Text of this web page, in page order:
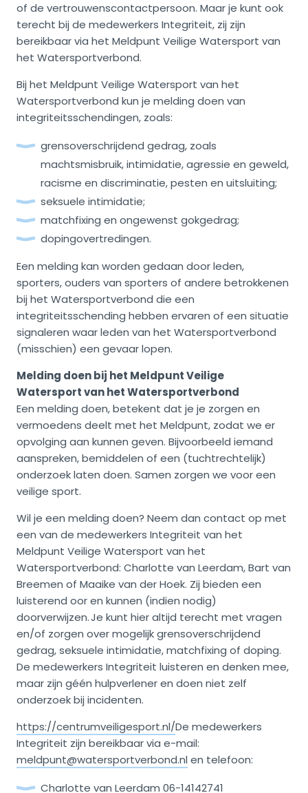
of de vertrouwenscontactpersoon. Maar je kunt ook
terecht bij de medewerkers Integriteit, zij zijn
bereikbaar via het Meldpunt Veilige Watersport van
het Watersportverbond.
Bij het Meldpunt Veilige Watersport van het
Watersportverbond kun je melding doen van
integriteitsschendingen, zoals:
grensoverschrijdend gedrag, zoals
machtsmisbruik, intimidatie, agressie en geweld,
racisme en discriminatie, pesten en uitsluiting;
seksuele intimidatie;
matchfixing en ongewenst gokgedrag;
dopingovertredingen.
Een melding kan worden gedaan door leden,
sporters, ouders van sporters of andere betrokkenen
bij het Watersportverbond die een
integriteitsschending hebben ervaren of een situatie
signaleren waar leden van het Watersportverbond
(misschien) een gevaar lopen.
Melding doen bij het Meldpunt Veilige
Watersport van het Watersportverbond
Een melding doen, betekent dat je je zorgen en
vermoedens deelt met het Meldpunt, zodat we er
opvolging aan kunnen geven. Bijvoorbeeld iemand
aanspreken, bemiddelen of een (tuchtrechtelijk)
onderzoek laten doen. Samen zorgen we voor een
veilige sport.
Wil je een melding doen? Neem dan contact op met
een van de medewerkers Integriteit van het
Meldpunt Veilige Watersport van het
Watersportverbond: Charlotte van Leerdam, Bart van
Breemen of Maaike van der Hoek. Zij bieden een
luisterend oor en kunnen (indien nodig)
doorverwijzen. Je kunt hier altijd terecht met vragen
en/of zorgen over mogelijk grensoverschrijdend
gedrag, seksuele intimidatie, matchfixing of doping.
De medewerkers Integriteit luisteren en denken mee,
maar zijn géén hulpverlener en doen niet zelf
onderzoek bij incidenten.
https://centrumveiligesport.nl/De medewerkers
Integriteit zijn bereikbaar via e-mail:
meldpunt@watersportverbond.nl en telefoon:
Charlotte van Leerdam 06-14142741